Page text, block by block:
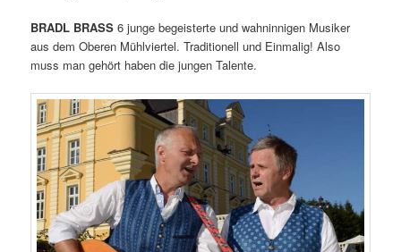
BRADL BRASS6 junge begeisterte und wahninnigen Musiker
aus dem Oberen Mühlviertel. Traditionell und Einmalig!Also
muss man gehört haben die jungen Talente.